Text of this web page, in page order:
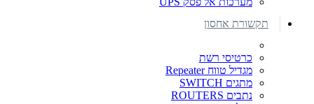
תקשורת אחסון
כרטיסי רשת
מגדיל טווח Repeater
מתגים SWITCH
נתבים ROUTERS